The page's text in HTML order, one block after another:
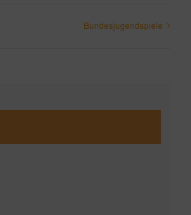
Bundesjugendspiele